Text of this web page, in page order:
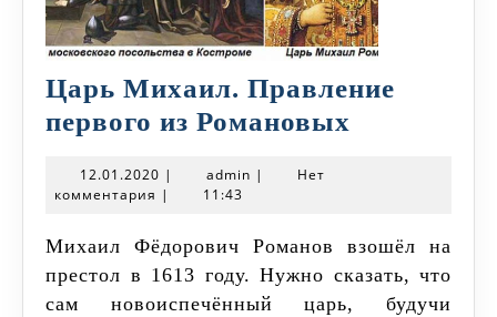
Царь Михаил. Правление
первого из Романовых
из
12.01.2020 12.01.2020
| admin admin
|
Нет
комментария | 11:43
Михаил Фёдорович Романов взошёл на
престол в 1613 году. Нужно сказать, что
сам новоиспечённый царь, будучи